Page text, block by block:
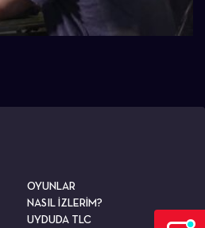
OYUNLAR
NASIL İZLERİM?
UYDUDA TLC